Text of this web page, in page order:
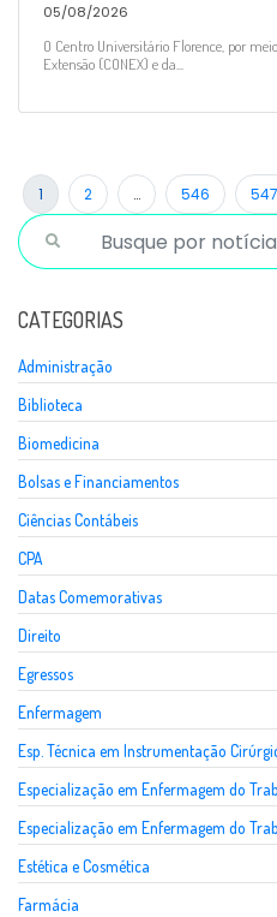
05/08/2026
O Centro Universitário Florence, por
Extensão (CONEX) e da...
1 2 … 546 547
CATEGORIAS
Administração
Biblioteca
Biomedicina
Bolsas e Financiamentos
Ciências Contábeis
CPA
Datas Comemorativas
Direito
Egressos
Enfermagem
Esp. Técnica em Instrumentação
Especialização em Enfermagem do
Especialização em Enfermagem do
Estética e Cosmética
Farmácia